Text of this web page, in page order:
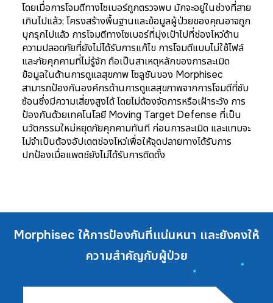
โดยเมื่อการโจมตีทางไซเบอร์ถูกตรวจพบ มักจะอยู่ในช่วงที่สาย
เกินไปแล้ว; โครงสร้างพื้นฐานและข้อมูลผู้ป่วยของคุณอาจถูก
บุกรุกไปแล้ว การโจมตีทางไซเบอร์ที่มุ่งเป้าไปที่ช่องโหว่ด้าน
ความปลอดภัยที่ยังไม่ได้รับการแก้ไข การโจมตีแบบไม่ใช้ไฟล์
และภัยคุกคามที่ไม่รู้จัก ถือเป็นสาเหตุหลักของการละเมิด
ข้อมูลในด้านการดูแลสุขภาพ โซลูชันของ Morphisec
สามารถป้องกันองค์กรด้านการดูแลสุขภาพจากการโจมตีที่ซับ
ซ้อนซึ่งมีความเสี่ยงสูงได้ โดยไม่ต้องจัดการหรือเฝ้าระวัง การ
ป้องกันด้วยเทคโนโลยี Moving Target Defense ที่เป็น
นวัตกรรมใหม่หยุดภัยคุกคามทันที ก่อนการละเมิด และแทบจะ
ไม่จำเป็นต้องอัปเดตช่องโหว่เพื่อให้จุดปลายทางได้รับการ
ปกป้องเมื่อแพตช์ยังไม่ได้รับการติดตั้ง
Morphisec ให้การป้องกันที่แน่นหนา และยังคงให้
ความสำคัญกับผู้ป่วย